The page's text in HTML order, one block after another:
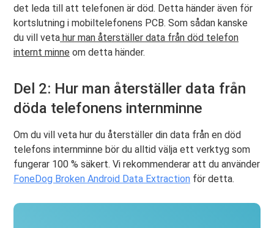
det leda till att telefonen är död. Detta händer även för
kortslutning i mobiltelefonens PCB. Som sådan kanske
du vill veta hur man återställer data från död telefon
internt minne om detta händer.
Del 2: Hur man återställer data från
döda telefonens internminne
Om du vill veta hur du återställer din data från en död
telefons internminne bör du alltid välja ett verktyg som
fungerar 100 % säkert. Vi rekommenderar att du använder
FoneDog Broken Android Data Extraction för detta.